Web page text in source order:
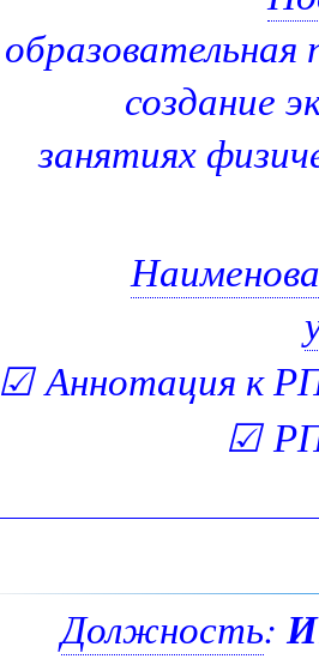
создание
занятиях
☑Аннотация к
☑
Должность: